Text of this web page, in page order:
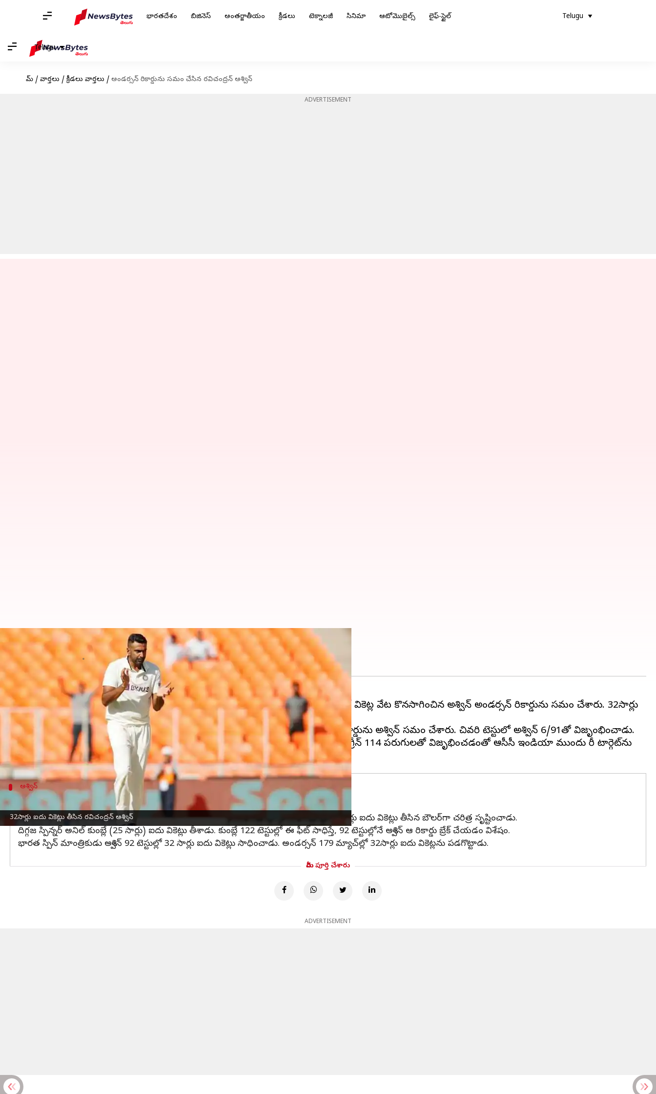
భారతదేశం బిజినెస్ అంతర్జాతీయం క్రీడలు టెక్నాలజీ సినిమా ఆటోమొబైల్స్ లైఫ్-స్టైల్ Telugu
Telugu
హోమ్ / వార్తలు / క్రీడలు వార్తలు / అండర్సన్ రికార్డును సమం చేసిన రవిచంద్రన్ అశ్విన్
ADVERTISEMENT
32సార్లు ఐదు వికెట్లు తీసిన రవిచంద్రన్ అశ్విన్
అండర్సన్ రికార్డును సమం చేసిన రవిచంద్రన్ అశ్విన్
వ్రాసిన వారు Jayachandra Akuri Mar 10, 2023 06:07 pm
ఈ వార్తాకథనం ఏంటి
భారత్ సీనియర్ స్పిన్నర్ రవిచంద్రన్ అశ్విన్ మరో రికార్డును బ్రేక్ చేశారు. బోర్డర్ గవాస్కర్ ట్రోఫీలో వికెట్ల వేట కొనసాగించిన అశ్విన్ అండర్సన్ రికార్డును సమం చేశారు. 32సార్లు
ఐదు వికెట్లు తీసిన ఆటగాడిగా అశ్విన్ చరిత్ర సృష్టించారు.
ఇంతకుముందు ఈ రికార్డు ఇంగ్లండ్ దిగ్గజం
జేమ్స్ అండర్సన్ పేరిట ఉండేది. ప్రస్తుతం ఈ రికార్డును అశ్విన్ సమం చేశారు. చివరి టెస్టులో అశ్విన్ 6/91తో విజృంభించాడు.
ఆస్ట్రేలియా తొలి ఇన్నింగ్స్‌లో 480 పరుగులకు ఆలౌటైంది. ఉస్మాన్ ఖావాజా 180 పరుగులు, గ్రీన్ 114 పరుగులతో విజృభించడంతో ఆసీసీ ఇండియా ముందు భారీ టార్గెట్‌ను
అశ్విన్
కుంబ్లే రికార్డును బద్దలు కొట్టిన అశ్విన్
అశ్విన్ లెజెండరీ లెగ్ స్పిన్నర్ అనిల్ కుంబ్లే రికార్డును బద్దలు కొట్టాడు. స్వదేశంలో అత్యధికంగా 26 సార్లు ఐదు వికెట్లు తీసిన బౌలర్‌గా చరిత్ర సృష్టించాడు.
దిగ్గ‌జ స్పిన్న‌ర్ అనిల్ కుంబ్లే (25 సార్లు) ఐదు వికెట్లు తీశాడు. కుంబ్లే 122 టెస్టుల్లో ఈ ఫీట్ సాధిస్తే, 92 టెస్టుల్లోనే అశ్విన్ ఆ రికార్డు బ్రేక్ చేయ‌డం విశేషం.
భారత స్పిన్‌ మాంత్రికుడు అశ్విన్‌ 92 టెస్టుల్లో 32 సార్లు ఐదు వికెట్లు సాధించాడు. అండర్సన్ 179 మ్యాచ్‌ల్లో 32సార్లు ఐదు వికెట్లను పడగొట్టాడు.
మీరు పూర్తి చేశారు
ADVERTISEMENT